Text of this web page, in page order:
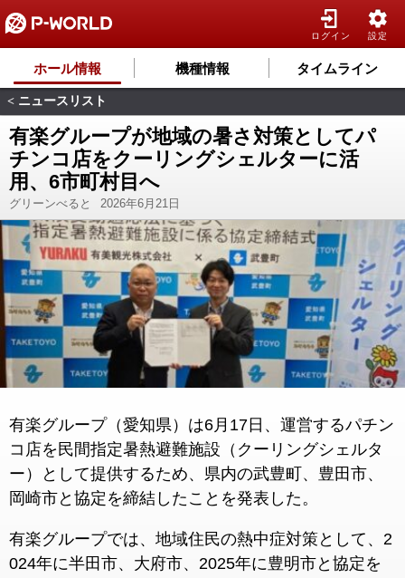
ログイン 設定
ホール情報 機種情報 タイムライン
< ニュースリスト
有楽グループが地域の暑さ対策としてパ
チンコ店をクーリングシェルターに活
用、6市町村目へ
グリーンべると 2026年6月21日
有楽グループ（愛知県）は6月17日、運営するパチン
コ店を民間指定暑熱避難施設（クーリングシェルタ
ー）として提供するため、県内の武豊町、豊田市、
岡崎市と協定を締結したことを発表した。
有楽グループでは、地域住民の熱中症対策として、2
024年に半田市、大府市、2025年に豊明市と協定を